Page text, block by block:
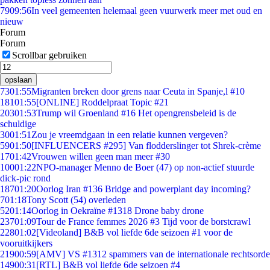
7909:56In veel gemeenten helemaal geen vuurwerk meer met oud en
nieuw
Forum
Forum
Scrollbar gebruiken
opslaan
7301:55Migranten breken door grens naar Ceuta in Spanje,l #10
18101:55[ONLINE] Roddelpraat Topic #21
20301:53Trump wil Groenland #16 Het opengrensbeleid is de
schuldige
3001:51 Zou je vreemdgaan in een relatie kunnen vergeven?
5901:50[INFLUENCERS #295] Van flodderslinger tot Shrek-crème
1701:42Vrouwen willen geen man meer #30
10001:22NPO-manager Menno de Boer (47) op non-actief stuurde
dick-pic rond
18701:20Oorlog Iran #136 Bridge and powerplant day incoming?
701:18Tony Scott (54) overleden
5201:14Oorlog in Oekraïne #1318 Drone baby drone
23701:09Tour de France femmes 2026 #3 Tijd voor de borstcrawl
22801:02[Videoland] B&B vol liefde 6de seizoen #1 voor de
vooruitkijkers
21900:59[AMV] VS #1312 spammers van de internationale rechtsorde
14900:31 [RTL] B&B vol liefde 6de seizoen #4